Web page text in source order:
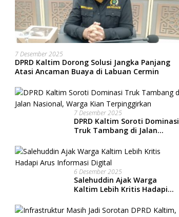
7 Desember 2025
DPRD Kaltim Dorong Solusi Jangka Panjang
Atasi Ancaman Buaya di Labuan Cermin
7 Desember 2025
DPRD Kaltim Soroti Dominasi
Truk Tambang di Jalan
Terpinggirkan
6 Desember 2025
Salehuddin Ajak Warga
Kaltim Lebih Kritis Hadapi